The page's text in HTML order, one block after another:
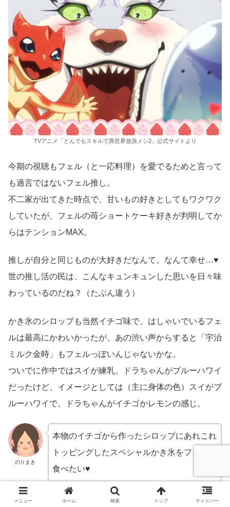
TVアニメ「とんでもスキルで異世界放浪メシ2」公式サイトより
今期の視聴もフェル（と一応料理）を愛でるためと言って
も過言ではないフェル推し。
不二家が出てきた時点で、甘いもの好きとしてもワクワク
していたが、フェルの苺ショートケーキ好きが判明してか
らはテンションMAX。
推しが自分と同じものが大好きだなんて、なんて幸せ…♥
世の推し活の民は、こんなキュンキュンした思いを日々味
わっているのだね？（たぶん違う）
かき氷のシロップも当然イチゴ味で、はしゃいでいるフェ
ルは最高にかわいかったが、あの渋い声からすると「宇治
ミルク金時」もフェルっぽいんじゃないかな。
ついでに作中ではスイが練乳、ドラちゃんがブルーハワイ
だったけど、イメージとしては（主に身体の色）スイがブ
ルーハワイで、ドラちゃんがイチゴかレモンの感じ。
のりまき
本物のイチゴから作ったシロップにあれこれ
トッピングしたスペシャルかき氷をフェルと
食べたい♥
メニュー ホーム 検索 トップ サイドバー